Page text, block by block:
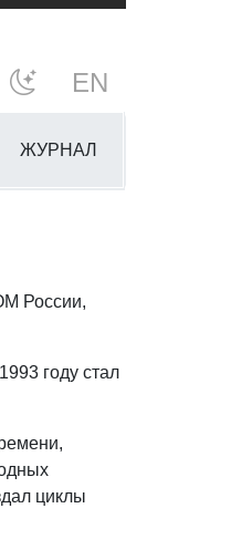
EN
ЖУРНАЛ
России,
году стал
циклы